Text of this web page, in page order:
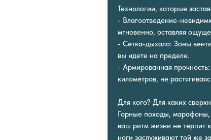
Технологии, которые
- Влагоотведение-
мгновенно, оставляя
- Сетка-дыхало: Зоны
вы идете на пределе.
- Армированная
километров, не
Для кого? Для каких
Горные походы, марафоны,
ваш ритм жизни не терпит
ноги заслуживают той же